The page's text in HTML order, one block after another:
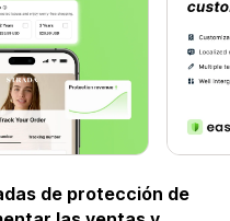
de protección de